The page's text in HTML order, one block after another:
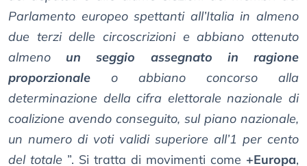
Parlamento europeo spettanti all’Italia in almeno
due terzi delle circoscrizioni e abbiano ottenuto
almeno un seggio assegnato in ragione
proporzionale o abbiano concorso alla
determinazione della cifra elettorale nazionale di
coalizione avendo conseguito, sul piano nazionale,
un numero di voti validi superiore all’1 per cento
del totale ”. Si tratta di movimenti come +Europa,